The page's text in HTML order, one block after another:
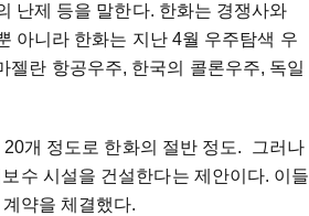
난제 등을 말한다. 한화는 경쟁사와
아니라 한화는 지난 4월 우주탐색 우
란 항공우주, 한국의 콜론우주, 독일
개 정도로 한화의 절반 정도. 그러나
수 시설을 건설한다는 제안이다. 이들
약을 체결했다.